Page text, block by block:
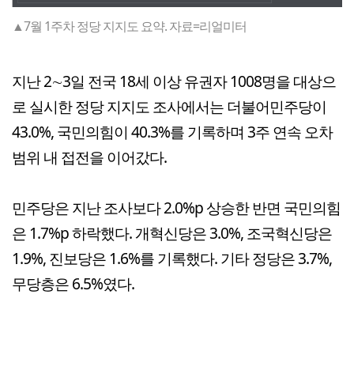
▲7월 1주차 정당 지지도 요약. 자료=리얼미터
지난 2∼3일 전국 18세 이상 유권자 1008명을 대상으
로 실시한 정당 지지도 조사에서는 더불어민주당이
43.0%, 국민의힘이 40.3%를 기록하며 3주 연속 오차
범위 내 접전을 이어갔다.
민주당은 지난 조사보다 2.0%p 상승한 반면 국민의힘
은 1.7%p 하락했다. 개혁신당은 3.0%, 조국혁신당은
1.9%, 진보당은 1.6%를 기록했다. 기타 정당은 3.7%,
무당층은 6.5%였다.